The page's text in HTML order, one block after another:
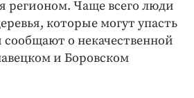
регионом. Чаще всего люди
которые могут упасть
сообщают о некачественной
и Боровском